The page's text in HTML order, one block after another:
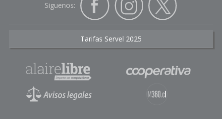
Siguenos:
Tarifas Servel 2025